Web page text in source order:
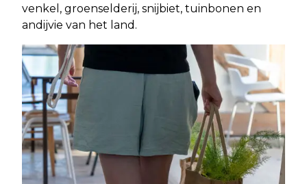
venkel, groenselderij, snijbiet, tuinbonen en
andijvie van het land.